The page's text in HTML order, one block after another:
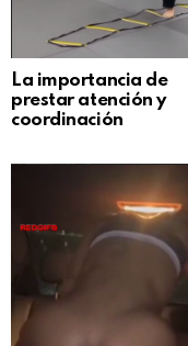
La importancia de
prestar atención y
coordinación